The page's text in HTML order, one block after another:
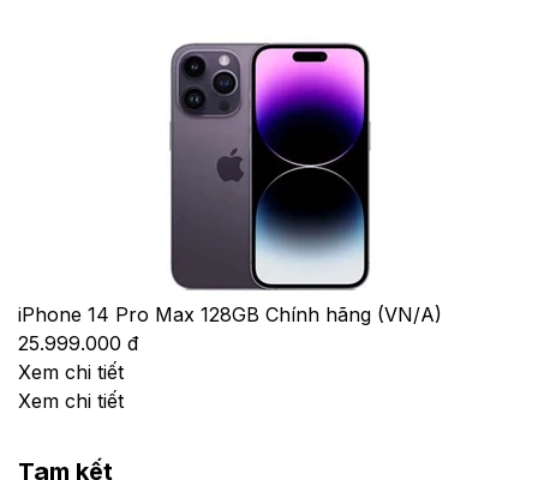
iPhone 14 Pro Max 128GB Chính hãng (VN/A)
25.999.000 đ
Xem chi tiết
Xem chi tiết
Tạm kết